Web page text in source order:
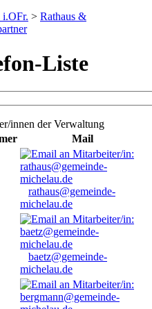
i.OFr. > Rathaus &
Liste
innen der Verwaltung
Mail
rathaus@gemeinde-
michelau.de
baetz@gemeinde-
michelau.de